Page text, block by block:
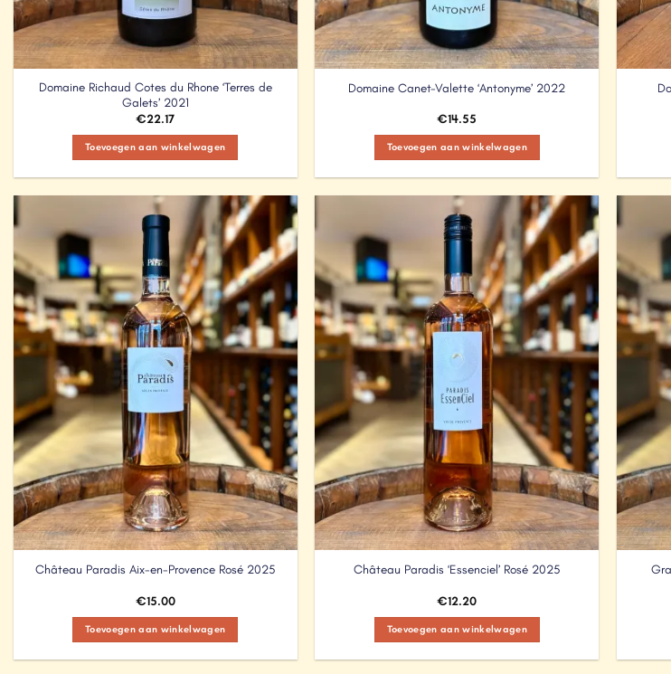
Domaine Richaud Cotes du Rhone ‘Terres de
Galets’ 2021
€22.17
Toevoegen aan winkelwagen
Domaine Canet-Valette ‘Antonyme’ 2022
€14.55
Toevoegen aan winkelwagen
Add to
Wishlist
Château Paradis Aix-en-Provence Rosé 2025
€15.00
Toevoegen aan winkelwagen
Add to
Wishlist
Château Paradis ‘Essenciel’ Rosé 2025
€12.20
Toevoegen aan winkelwagen